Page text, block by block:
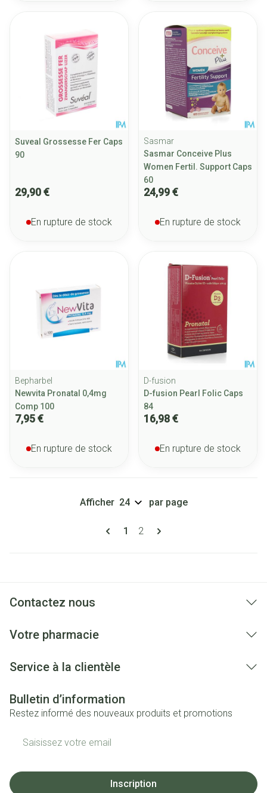
Suveal Grossesse Fer Caps
90
29,90 €
En rupture de stock
Sasmar
Sasmar Conceive Plus
Women Fertil. Support Caps
60
24,99 €
En rupture de stock
Bepharbel
Newvita Pronatal 0,4mg
Comp 100
7,95 €
En rupture de stock
D-fusion
D-fusion Pearl Folic Caps
84
16,98 €
En rupture de stock
Pages
Vous lisez actuellement la page
1 Page
2
Afficher par page
Contactez nous
Votre pharmacie
Service à la clientèle
Bulletin d’information
Restez informé des nouveaux produits et promotions
Inscription